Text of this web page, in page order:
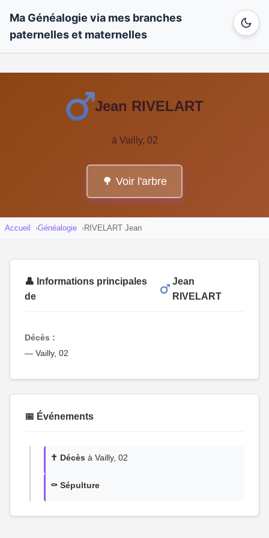
Ma Généalogie via mes branches
paternelles et maternelles
Jean RIVELART
à Vailly, 02
🌳 Voir l'arbre
Accueil Généalogie RIVELART Jean
👤 Informations principales
de
Jean
RIVELART
Décès :
— Vailly, 02
📅 Événements
✝️ Décès à Vailly, 02
⚰️ Sépulture